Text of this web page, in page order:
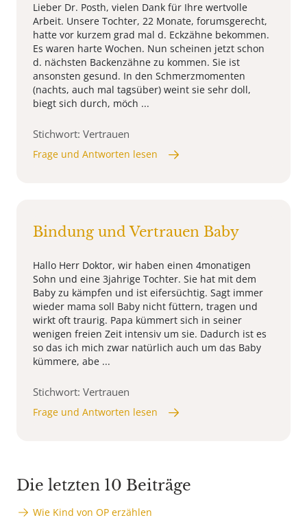
Lieber Dr. Posth, vielen Dank für Ihre wertvolle
Arbeit. Unsere Tochter, 22 Monate, forumsgerecht,
hatte vor kurzem grad mal d. Eckzähne bekommen.
Es waren harte Wochen. Nun scheinen jetzt schon
d. nächsten Backenzähne zu kommen. Sie ist
ansonsten gesund. In den Schmerzmomenten
(nachts, auch mal tagsüber) weint sie sehr doll,
biegt sich durch, möch ...
Stichwort: Vertrauen
Frage und Antworten lesen
Bindung und Vertrauen Baby
Hallo Herr Doktor, wir haben einen 4monatigen
Sohn und eine 3jahrige Tochter. Sie hat mit dem
Baby zu kämpfen und ist eifersüchtig. Sagt immer
wieder mama soll Baby nicht füttern, tragen und
wirkt oft traurig. Papa kümmert sich in seiner
wenigen freien Zeit intensiv um sie. Dadurch ist es
so das ich mich zwar natürlich auch um das Baby
kümmere, abe ...
Stichwort: Vertrauen
Frage und Antworten lesen
Die letzten 10 Beiträge
Wie Kind von OP erzählen